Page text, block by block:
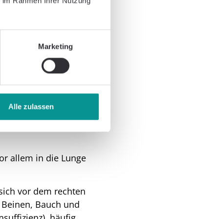
Marketing
Alle zulassen
kraft
Fraction):Die
aber die linke
Dies tritt häufiger
mit leicht reduzierter
allem in die Lunge
vor dem rechten
Bauch und